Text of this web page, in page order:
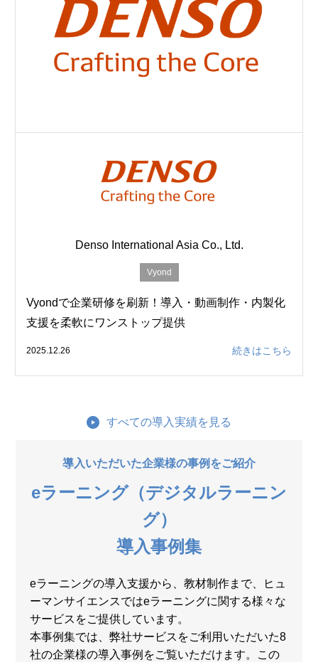
Denso International Asia Co., Ltd.
Vyond
Vyondで企業研修を刷新！導入・動画制作・内製化
支援を柔軟にワンストップ提供
2025.12.26 続きはこちら
すべての導入実績を見る
導入いただいた企業様の事例をご紹介
eラーニング（デジタルラーニン
グ）
導入事例集
eラーニングの導入支援から、教材制作まで、ヒュ
ーマンサイエンスではeラーニングに関する様々な
サービスをご提供しています。
本事例集では、弊社サービスをご利用いただいた8
社の企業様の導入事例をご覧いただけます。この